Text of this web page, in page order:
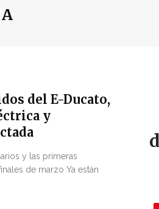
del E-Ducato,
y
y las primeras
de marzo Ya están